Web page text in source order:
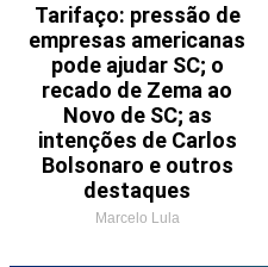
Tarifaço: pressão de
empresas americanas
pode ajudar SC; o
recado de Zema ao
Novo de SC; as
intenções de Carlos
Bolsonaro e outros
destaques
Marcelo Lula